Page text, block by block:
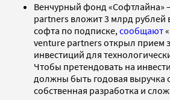
Венчурный фонд «Софтлайна»
partners вложит 3 млрд рублей
софта по подписке,сообщают
venture partners открыл прием
инвестиций для
Чтобы претендовать на
должны быть годовая выручка
собственная разработка и